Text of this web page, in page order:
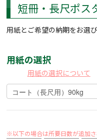
短冊・長尺ポス
用紙とご希望の納期をお選び
用紙の選択
用紙の選択について
※以下の場合は所要日数が追加